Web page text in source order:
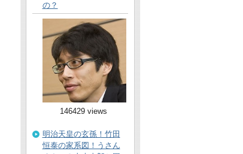
の？
146429 views
明治天皇の玄孫！竹田
恒泰の家系図！うさん